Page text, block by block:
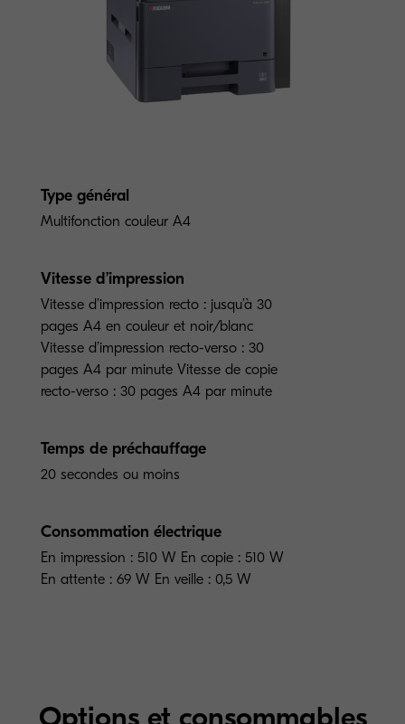
Type général
Multifonction couleur A4
Vitesse d’impression
Vitesse d’impression recto : jusqu’à 30
pages A4 en couleur et noir/blanc
Vitesse d’impression recto-verso : 30
pages A4 par minute Vitesse de copie
recto-verso : 30 pages A4 par minute
Temps de préchauffage
20 secondes ou moins
Consommation électrique
En impression : 510 W En copie : 510 W
En attente : 69 W En veille : 0,5 W
Options et consommables